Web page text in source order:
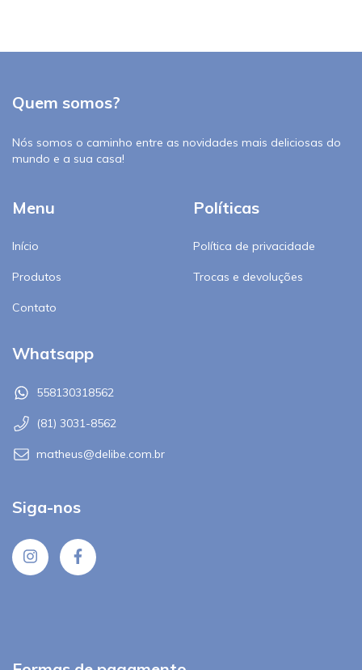
Quem somos?
Nós somos o caminho entre as novidades mais deliciosas do
mundo e a sua casa!
Menu
Início
Produtos
Contato
Políticas
Política de privacidade
Trocas e devoluções
Whatsapp
558130318562
(81) 3031-8562
matheus@delibe.com.br
Siga-nos